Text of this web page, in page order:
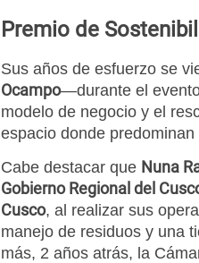
Premio de
Sus años de esfuerzo se
Ocampo—durante el
modelo de negocio y el
espacio donde
Cabe destacar que Nuna
Gobierno Regional del
Cusco, al realizar sus
manejo de residuos y una
más, 2 años atrás, la